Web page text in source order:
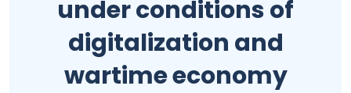
under conditions of
digitalization and
wartime economy